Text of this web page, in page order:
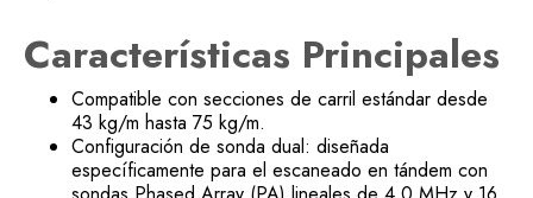
Características Principales
Compatible con secciones de carril estándar desde
43 kg/m hasta 75 kg/m.
Configuración de sonda dual: diseñada
específicamente para el escaneado en tándem con